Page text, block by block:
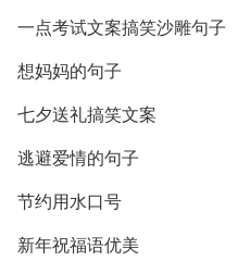
一点考试文案搞笑沙雕句子
想妈妈的句子
七夕送礼搞笑文案
逃避爱情的句子
节约用水口号
新年祝福语优美